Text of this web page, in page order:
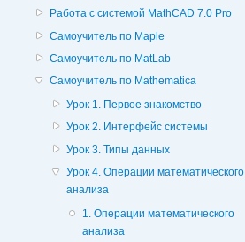
Работа с системой MathCAD 7.0 Pro
Самоучитель по Maple
Самоучитель по MatLab
Самоучитель по Mathematica
Урок 1. Первое знакомство
Урок 2. Интерфейс системы
Урок 3. Типы данных
Урок 4. Операции математического
анализа
1. Операции математического
анализа